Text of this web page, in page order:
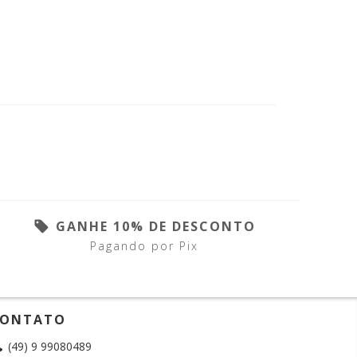
GANHE 10% DE DESCONTO
Pagando por Pix
(49) 9 99080489